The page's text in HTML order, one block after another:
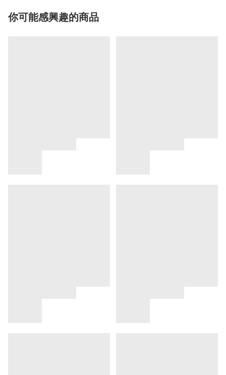
你可能感興趣的商品